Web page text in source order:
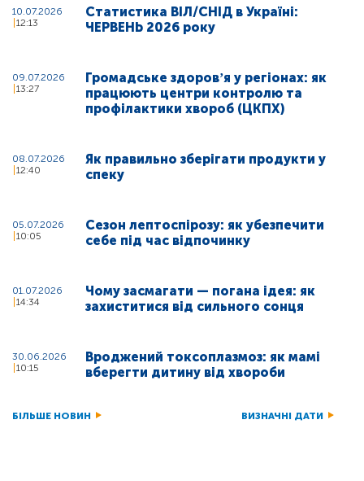
10.07.2026
12:13
Статистика ВІЛ/СНІД в Україні:
ЧЕРВЕНЬ 2026 року
09.07.2026
13:27
Громадське здоровʼя у регіонах: як
працюють центри контролю та
профілактики хвороб (ЦКПХ)
08.07.2026
12:40
Як правильно зберігати продукти у
спеку
05.07.2026
10:05
Сезон лептоспірозу: як убезпечити
себе під час відпочинку
01.07.2026
14:34
Чому засмагати — погана ідея: як
захиститися від сильного сонця
30.06.2026
10:15
Вроджений токсоплазмоз: як мамі
вберегти дитину від хвороби
БІЛЬШЕ НОВИН ВИЗНАЧНІ ДАТИ